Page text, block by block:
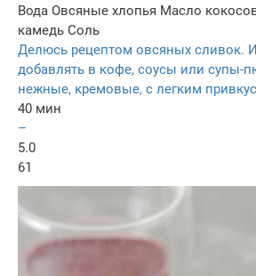
Вода Овсяные хлопья Масло
камедь Соль
Делюсь рецептом овсяных сливок.
добавлять в кофе, соусы или супы-
нежные, кремовые, с легким
40 мин
–
5.0
61